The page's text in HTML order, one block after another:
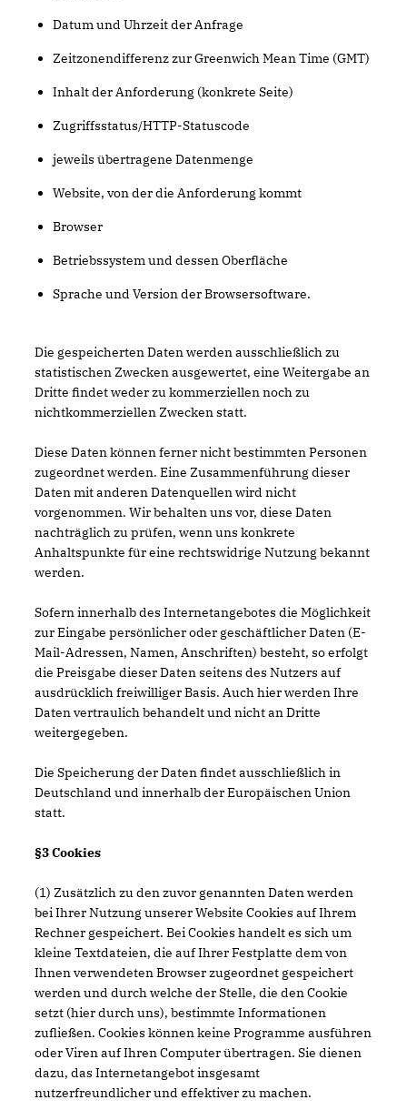
Datum und Uhrzeit der Anfrage
Zeitzonendifferenz zur Greenwich Mean Time (GMT)
Inhalt der Anforderung (konkrete Seite)
Zugriffsstatus/HTTP-Statuscode
jeweils übertragene Datenmenge
Website, von der die Anforderung kommt
Browser
Betriebssystem und dessen Oberfläche
Sprache und Version der Browsersoftware.
Die gespeicherten Daten werden ausschließlich zu
statistischen Zwecken ausgewertet, eine Weitergabe an
Dritte findet weder zu kommerziellen noch zu
nichtkommerziellen Zwecken statt.
Diese Daten können ferner nicht bestimmten Personen
zugeordnet werden. Eine Zusammenführung dieser
Daten mit anderen Datenquellen wird nicht
vorgenommen. Wir behalten uns vor, diese Daten
nachträglich zu prüfen, wenn uns konkrete
Anhaltspunkte für eine rechtswidrige Nutzung bekannt
werden.
Sofern innerhalb des Internetangebotes die Möglichkeit
zur Eingabe persönlicher oder geschäftlicher Daten (E-
Mail-Adressen, Namen, Anschriften) besteht, so erfolgt
die Preisgabe dieser Daten seitens des Nutzers auf
ausdrücklich freiwilliger Basis. Auch hier werden Ihre
Daten vertraulich behandelt und nicht an Dritte
weitergegeben.
Die Speicherung der Daten findet ausschließlich in
Deutschland und innerhalb der Europäischen Union
statt.
§3 Cookies
(1) Zusätzlich zu den zuvor genannten Daten werden
bei Ihrer Nutzung unserer Website Cookies auf Ihrem
Rechner gespeichert. Bei Cookies handelt es sich um
kleine Textdateien, die auf Ihrer Festplatte dem von
Ihnen verwendeten Browser zugeordnet gespeichert
werden und durch welche der Stelle, die den Cookie
setzt (hier durch uns), bestimmte Informationen
zufließen. Cookies können keine Programme ausführen
oder Viren auf Ihren Computer übertragen. Sie dienen
dazu, das Internetangebot insgesamt
nutzerfreundlicher und effektiver zu machen.